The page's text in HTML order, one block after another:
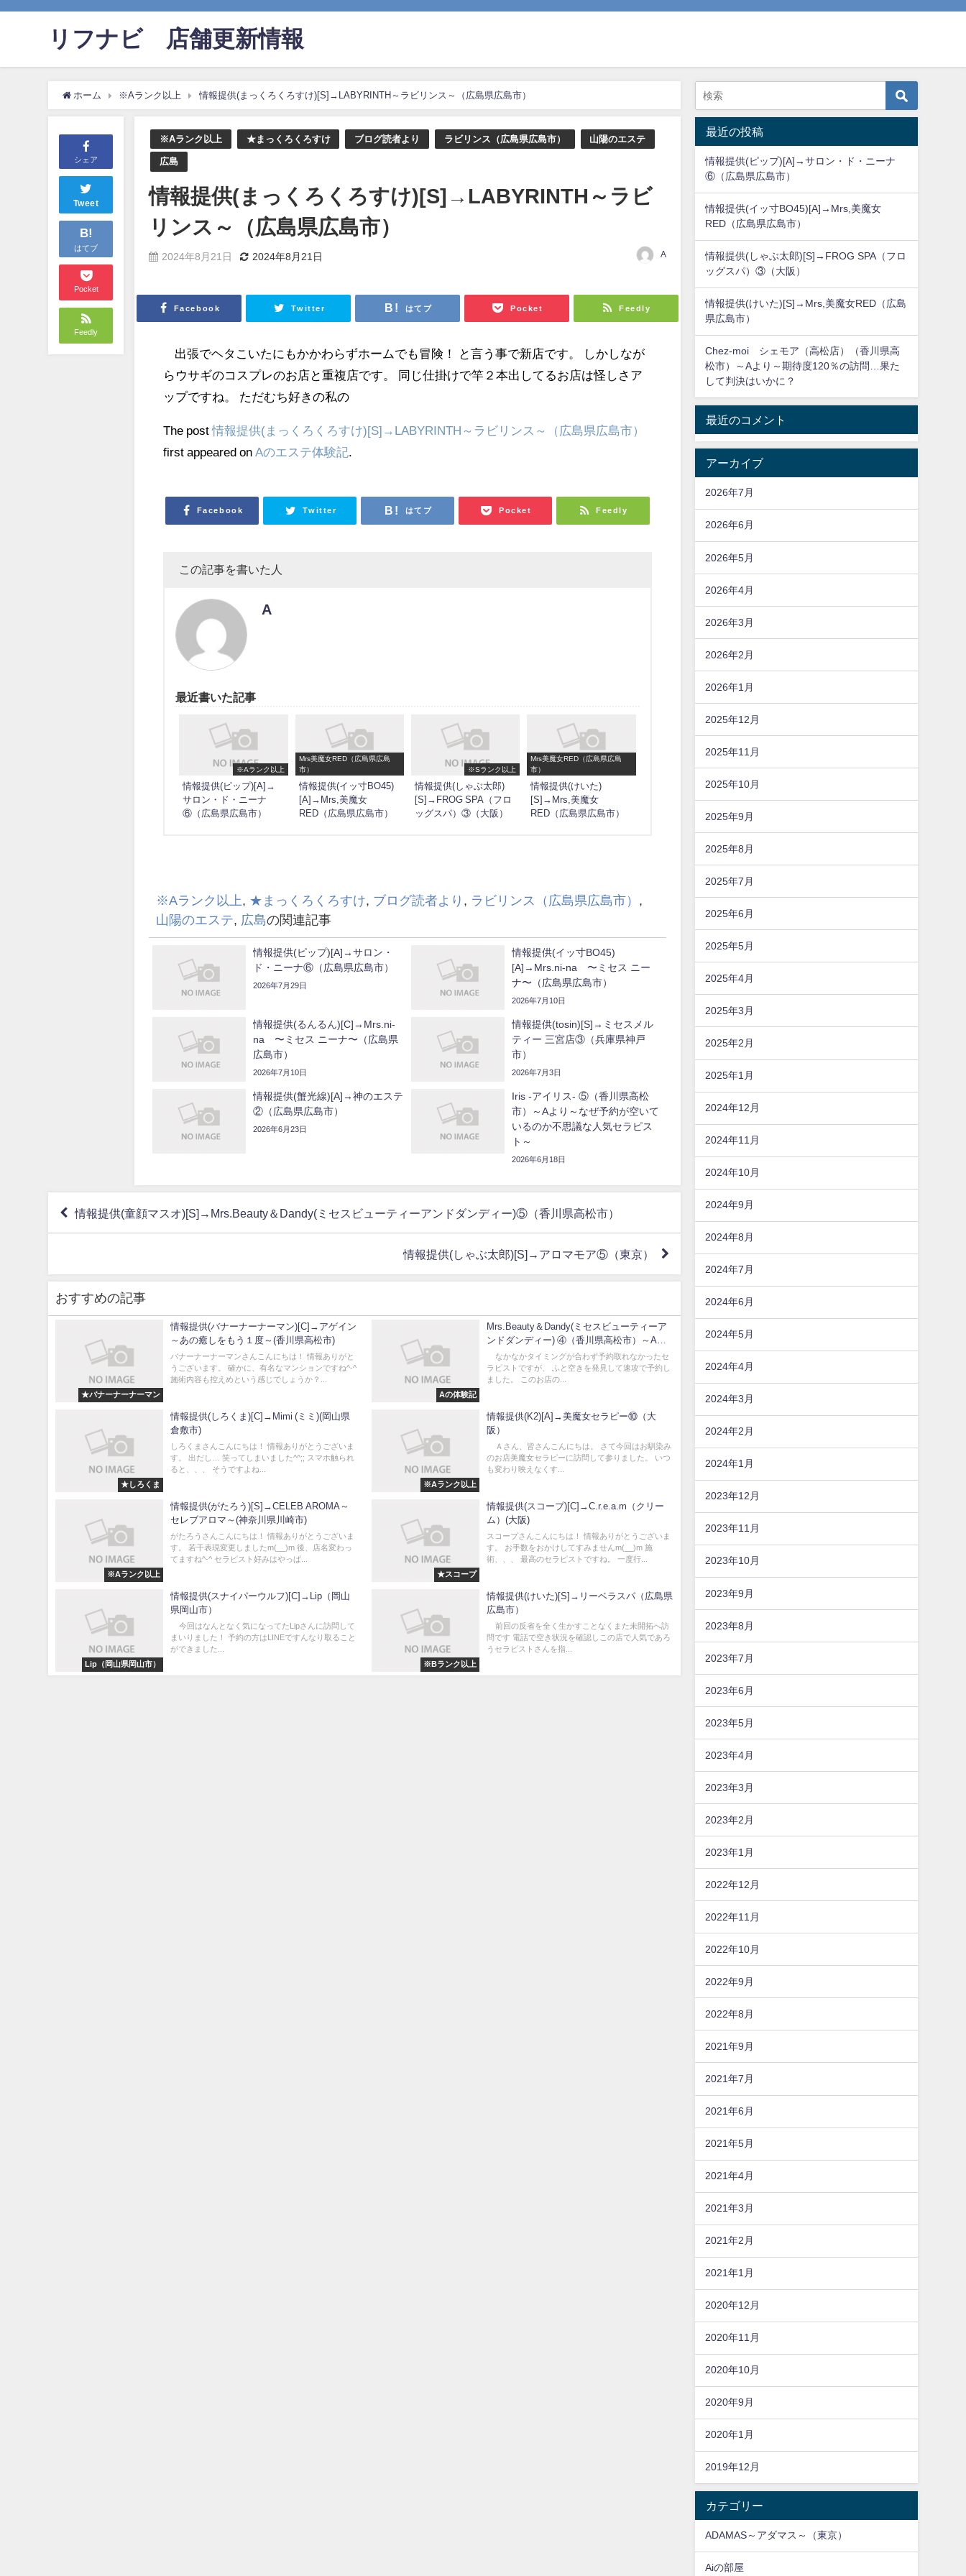
リフナビ®店舗更新情報
ホーム ※Aランク以上 情報提供(まっくろくろすけ)[S]→LABYRINTH～ラビリンス～（広島県広島市）
シェア
Tweet
B!
はてブ
Pocket
Feedly
※Aランク以上 ★まっくろくろすけ ブログ読者より ラビリンス（広島県広島市） 山陽のエステ
広島
情報提供(まっくろくろすけ)[S]→LABYRINTH～ラビ
リンス～（広島県広島市）
2024年8月21日 2024年8月21日 A
Facebook Twitter はてブ Pocket Feedly
出張でヘタこいたにもかかわらずホームでも冒険！ と言う事で新店です。 しかしなが
らウサギのコスプレのお店と重複店です。 同じ仕掛けで竿２本出してるお店は怪しさア
ップですね。 ただむち好きの私の
The post情報提供(まっくろくろすけ)[S]→LABYRINTH～ラビリンス～（広島県広島市）
first appeared on Aのエステ体験記
Facebook Twitter はてブ Pocket Feedly
この記事を書いた人
A
最近書いた記事
※Aランク以上
情報提供(ピップ)[A]→
サロン・ド・ニーナ
⑥（広島県広島市）
Mrs美魔女RED（広島県広島
市）
情報提供(イッ寸BO45)
[A]→Mrs,美魔女
RED（広島県広島市）
※Sランク以上
情報提供(しゃぶ太郎)
[S]→FROG SPA（フロ
ッグスパ）③（大阪）
Mrs美魔女RED（広島県広島
市）
情報提供(けいた)
[S]→Mrs,美魔女
RED（広島県広島市）
※Aランク以上 ★まっくろくろすけ ブログ読者より ラビリンス（広島県広島市）
山陽のエステ
広島の関連記事
情報提供(ピップ)[A]→サロン・
ド・ニーナ⑥（広島県広島市）
2026年7月29日
情報提供(イッ寸BO45)
[A]→Mrs.ni-na 〜ミセス ニー
ナ〜（広島県広島市）
2026年7月10日
情報提供(るんるん)[C]→Mrs.ni-
na 〜ミセス ニーナ〜（広島県
広島市）
2026年7月10日
情報提供(tosin)[S]→ミセスメル
ティー 三宮店③（兵庫県神戸
市）
2026年7月3日
情報提供(蟹光線)[A]→神のエステ
②（広島県広島市）
2026年6月23日
Iris -アイリス- ⑤（香川県高松
市）～Aより～なぜ予約が空いて
いるのか不思議な人気セラピス
ト～
2026年6月18日
情報提供(童顔マスオ)[S]→Mrs.Beauty＆Dandy(ミセスビューティーアンドダンディー)⑤（香川県高松市）
情報提供(しゃぶ太郎)[S]→アロマモア⑤（東京）
おすすめの記事
★バナーナーナーマン
情報提供(バナーナーナーマン)[C]→アゲイン
～あの癒しをもう１度～(香川県高松市)
バナーナーナーマンさんこんにちは！ 情報ありがと
うございます。 確かに、有名なマンションですね^-^
施術内容も控えめという感じでしょうか？...
Aの体験記
Mrs.Beauty＆Dandy(ミセスビューティーア
ンドダンディー) ④（香川県高松市）～Aよ
り～
なかなかタイミングが合わず予約取れなかったセ
ラピストですが、 ふと空きを発見して速攻で予約し
ました。 このお店の...
★しろくま
情報提供(しろくま)[C]→Mimi (ミミ)(岡山県
倉敷市)
しろくまさんこんにちは！ 情報ありがとうございま
す。 出だし… 笑ってしまいました^^;; スマホ触られ
ると、、、 そうですよね...
※Aランク以上
情報提供(K2)[A]→美魔女セラピー⑩（大
阪）
Ａさん、皆さんこんにちは。 さて今回はお馴染み
のお店美魔女セラピーに訪問して参りました。 いつ
も変わり映えなくす...
※Aランク以上
情報提供(がたろう)[S]→CELEB AROMA～
セレブアロマ～(神奈川県川崎市)
がたろうさんこんにちは！ 情報ありがとうございま
す。 若干表現変更しましたm(__)m 後、店名変わっ
てますね^-^ セラピスト好みはやっぱ...
★スコープ
情報提供(スコープ)[C]→C.r.e.a.m（クリー
ム）(大阪)
スコープさんこんにちは！ 情報ありがとうございま
す。 お手数をおかけしてすみませんm(__)m 施
術、、、 最高のセラピストですね。 一度行...
Lip（岡山県岡山市）
情報提供(スナイパーウルフ)[C]→Lip（岡山
県岡山市）
今回はなんとなく気になってたLipさんに訪問して
まいりました！ 予約の方はLINEですんなり取ること
ができました...
※Bランク以上
情報提供(けいた)[S]→リーベラスパ（広島県
広島市）
前回の反省を全く生かすことなくまた未開拓へ訪
問です 電話で空き状況を確認しこの店で人気であろ
うセラピストさんを指...
最近の投稿
情報提供(ピップ)[A]→サロン・ド・ニーナ
⑥（広島県広島市）
情報提供(イッ寸BO45)[A]→Mrs,美魔女
RED（広島県広島市）
情報提供(しゃぶ太郎)[S]→FROG SPA（フロ
ッグスパ）③（大阪）
情報提供(けいた)[S]→Mrs,美魔女RED（広島
県広島市）
Chez-moi シェモア（高松店）（香川県高
松市）～Aより～期待度120％の訪問…果た
して判決はいかに？
最近のコメント
アーカイブ
2026年7月
2026年6月
2026年5月
2026年4月
2026年3月
2026年2月
2026年1月
2025年12月
2025年11月
2025年10月
2025年9月
2025年8月
2025年7月
2025年6月
2025年5月
2025年4月
2025年3月
2025年2月
2025年1月
2024年12月
2024年11月
2024年10月
2024年9月
2024年8月
2024年7月
2024年6月
2024年5月
2024年4月
2024年3月
2024年2月
2024年1月
2023年12月
2023年11月
2023年10月
2023年9月
2023年8月
2023年7月
2023年6月
2023年5月
2023年4月
2023年3月
2023年2月
2023年1月
2022年12月
2022年11月
2022年10月
2022年9月
2022年8月
2021年9月
2021年7月
2021年6月
2021年5月
2021年4月
2021年3月
2021年2月
2021年1月
2020年12月
2020年11月
2020年10月
2020年9月
2020年1月
2019年12月
カテゴリー
ADAMAS～アダマス～（東京）
Aiの部屋